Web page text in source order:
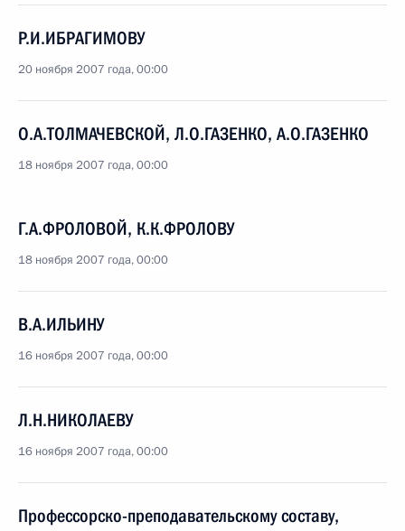
Р.И.ИБРАГИМОВУ
20 ноября 2007 года, 00:00
О.А.ТОЛМАЧЕВСКОЙ, Л.О.ГАЗЕНКО, А.О.ГАЗЕНКО
18 ноября 2007 года, 00:00
Г.А.ФРОЛОВОЙ, К.К.ФРОЛОВУ
18 ноября 2007 года, 00:00
В.А.ИЛЬИНУ
16 ноября 2007 года, 00:00
Л.Н.НИКОЛАЕВУ
16 ноября 2007 года, 00:00
Профессорско-преподавательскому составу,